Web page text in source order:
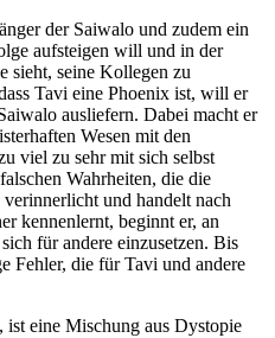
der Saiwalo und zudem ein
aufsteigen will und in der
sieht, seine Kollegen zu
Tavi eine Phoenix ist, will er
ausliefern. Dabei macht er
Wesen mit den
viel zu sehr mit sich selbst
Wahrheiten, die die
und handelt nach
kennenlernt, beginnt er, an
für andere einzusetzen. Bis
Fehler, die für Tavi und andere
eine Mischung aus Dystopie